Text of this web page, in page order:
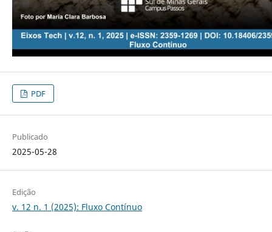
PDF
Publicado
2025-05-28
Edição
v. 12 n. 1 (2025): Fluxo Contínuo